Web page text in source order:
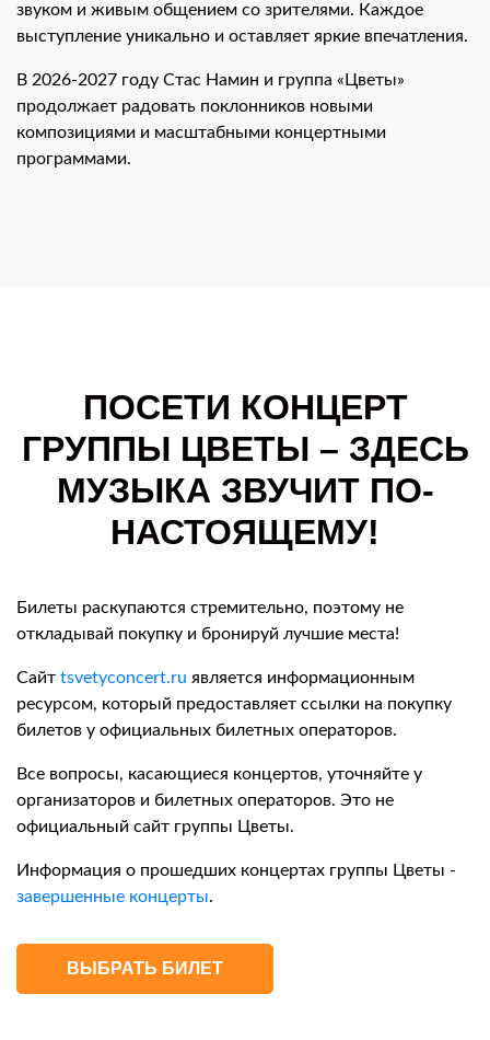
звуком и живым общением со зрителями. Каждое
выступление уникально и оставляет яркие впечатления.
В 2026-2027 году Стас Намин и группа «Цветы»
продолжает радовать поклонников новыми
композициями и масштабными концертными
программами.
ПОСЕТИ КОНЦЕРТ
ГРУППЫ ЦВЕТЫ – ЗДЕСЬ
МУЗЫКА ЗВУЧИТ ПО-
НАСТОЯЩЕМУ!
Билеты раскупаются стремительно, поэтому не
откладывай покупку и бронируй лучшие места!
Сайт tsvetyconcert.ru является информационным
ресурсом, который предоставляет ссылки на покупку
билетов у официальных билетных операторов.
Все вопросы, касающиеся концертов, уточняйте у
организаторов и билетных операторов. Это не
официальный сайт группы Цветы.
Информация о прошедших концертах группы Цветы -
завершенные концерты.
ВЫБРАТЬ БИЛЕТ